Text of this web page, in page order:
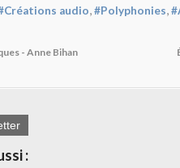
audio #Polyphonies
- Anne Bihan
: